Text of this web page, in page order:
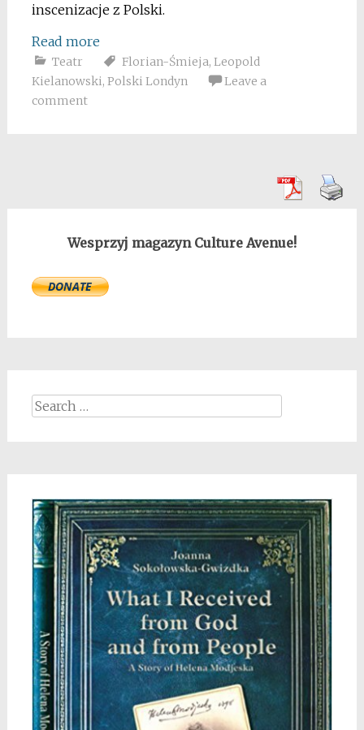
inscenizacje z Polski.
Read more
Teatr Florian-Śmieja, Leopold
Kielanowski, Polski Londyn
Leave a
comment
Wesprzyj magazyn Culture Avenue!
Search
for: